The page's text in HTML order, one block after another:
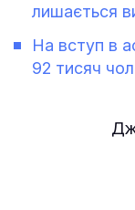
лишається
На вступ в
92 тисяч